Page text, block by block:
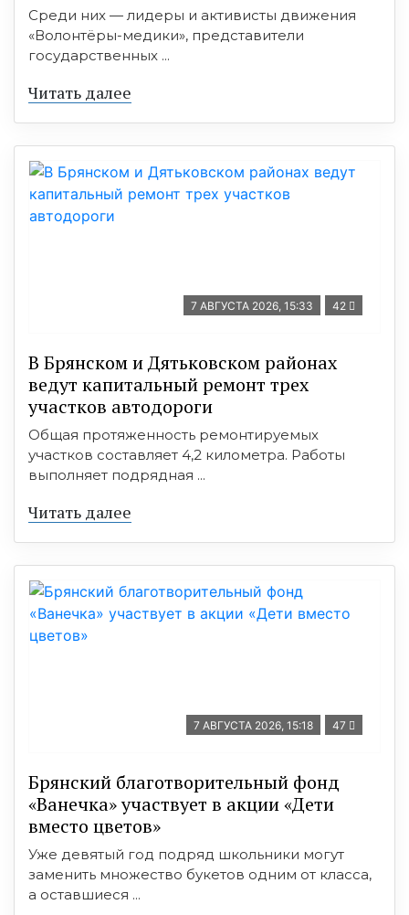
Среди них — лидеры и активисты движения
«Волонтёры-медики», представители
государственных ...
Читать далее
7 АВГУСТА 2026, 15:33 42
В Брянском и Дятьковском районах
ведут капитальный ремонт трех
участков автодороги
Общая протяженность ремонтируемых
участков составляет 4,2 километра. Работы
выполняет подрядная ...
Читать далее
7 АВГУСТА 2026, 15:18 47
Брянский благотворительный фонд
«Ванечка» участвует в акции «Дети
вместо цветов»
Уже девятый год подряд школьники могут
заменить множество букетов одним от класса,
а оставшиеся ...